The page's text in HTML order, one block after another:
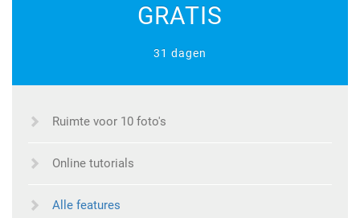
GRATIS
31 dagen
Ruimte voor 10 foto's
Online tutorials
Alle features